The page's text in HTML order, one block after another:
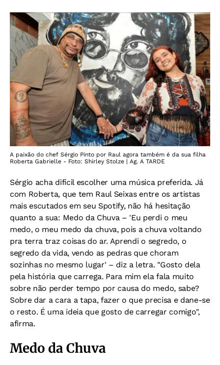
A paixão do chef Sérgio Pinto por Raul agora também é da sua filha
Roberta Gabrielle - Foto: Shirley Stolze | Ag. A TARDE
Sérgio acha difícil escolher uma música preferida. Já
com Roberta, que tem Raul Seixas entre os artistas
mais escutados em seu Spotify, não há hesitação
quanto a sua: Medo da Chuva – 'Eu perdi o meu
medo, o meu medo da chuva, pois a chuva voltando
pra terra traz coisas do ar. Aprendi o segredo, o
segredo da vida, vendo as pedras que choram
sozinhas no mesmo lugar' – diz a letra. "Gosto dela
pela história que carrega. Para mim ela fala muito
sobre não perder tempo por causa do medo, sabe?
Sobre dar a cara a tapa, fazer o que precisa e dane-se
o resto. É uma ideia que gosto de carregar comigo",
afirma.
Medo da Chuva